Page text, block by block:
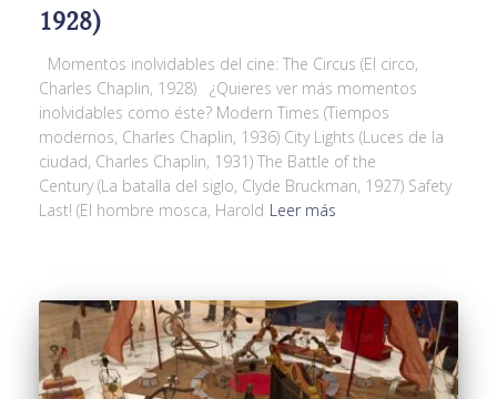
1928)
Momentos inolvidables del cine: The Circus (El circo,
Charles Chaplin, 1928) ¿Quieres ver más momentos
inolvidables como éste? Modern Times (Tiempos
modernos, Charles Chaplin, 1936) City Lights (Luces de la
ciudad, Charles Chaplin, 1931) The Battle of the
Century (La batalla del siglo, Clyde Bruckman, 1927) Safety
Last! (El hombre mosca, Harold Leer más